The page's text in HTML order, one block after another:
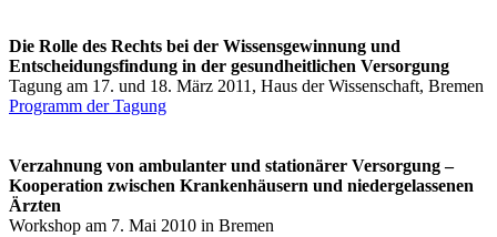
Die Rolle des Rechts bei der Wissensgewinnung und
Entscheidungsfindung in der gesundheitlichen Versorgung
Tagung am 17. und 18. März 2011, Haus der Wissenschaft, Bremen
Programm der Tagung
Verzahnung von ambulanter und stationärer Versorgung –
Kooperation zwischen Krankenhäusern und niedergelassenen
Ärzten
Workshop am 7. Mai 2010 in Bremen